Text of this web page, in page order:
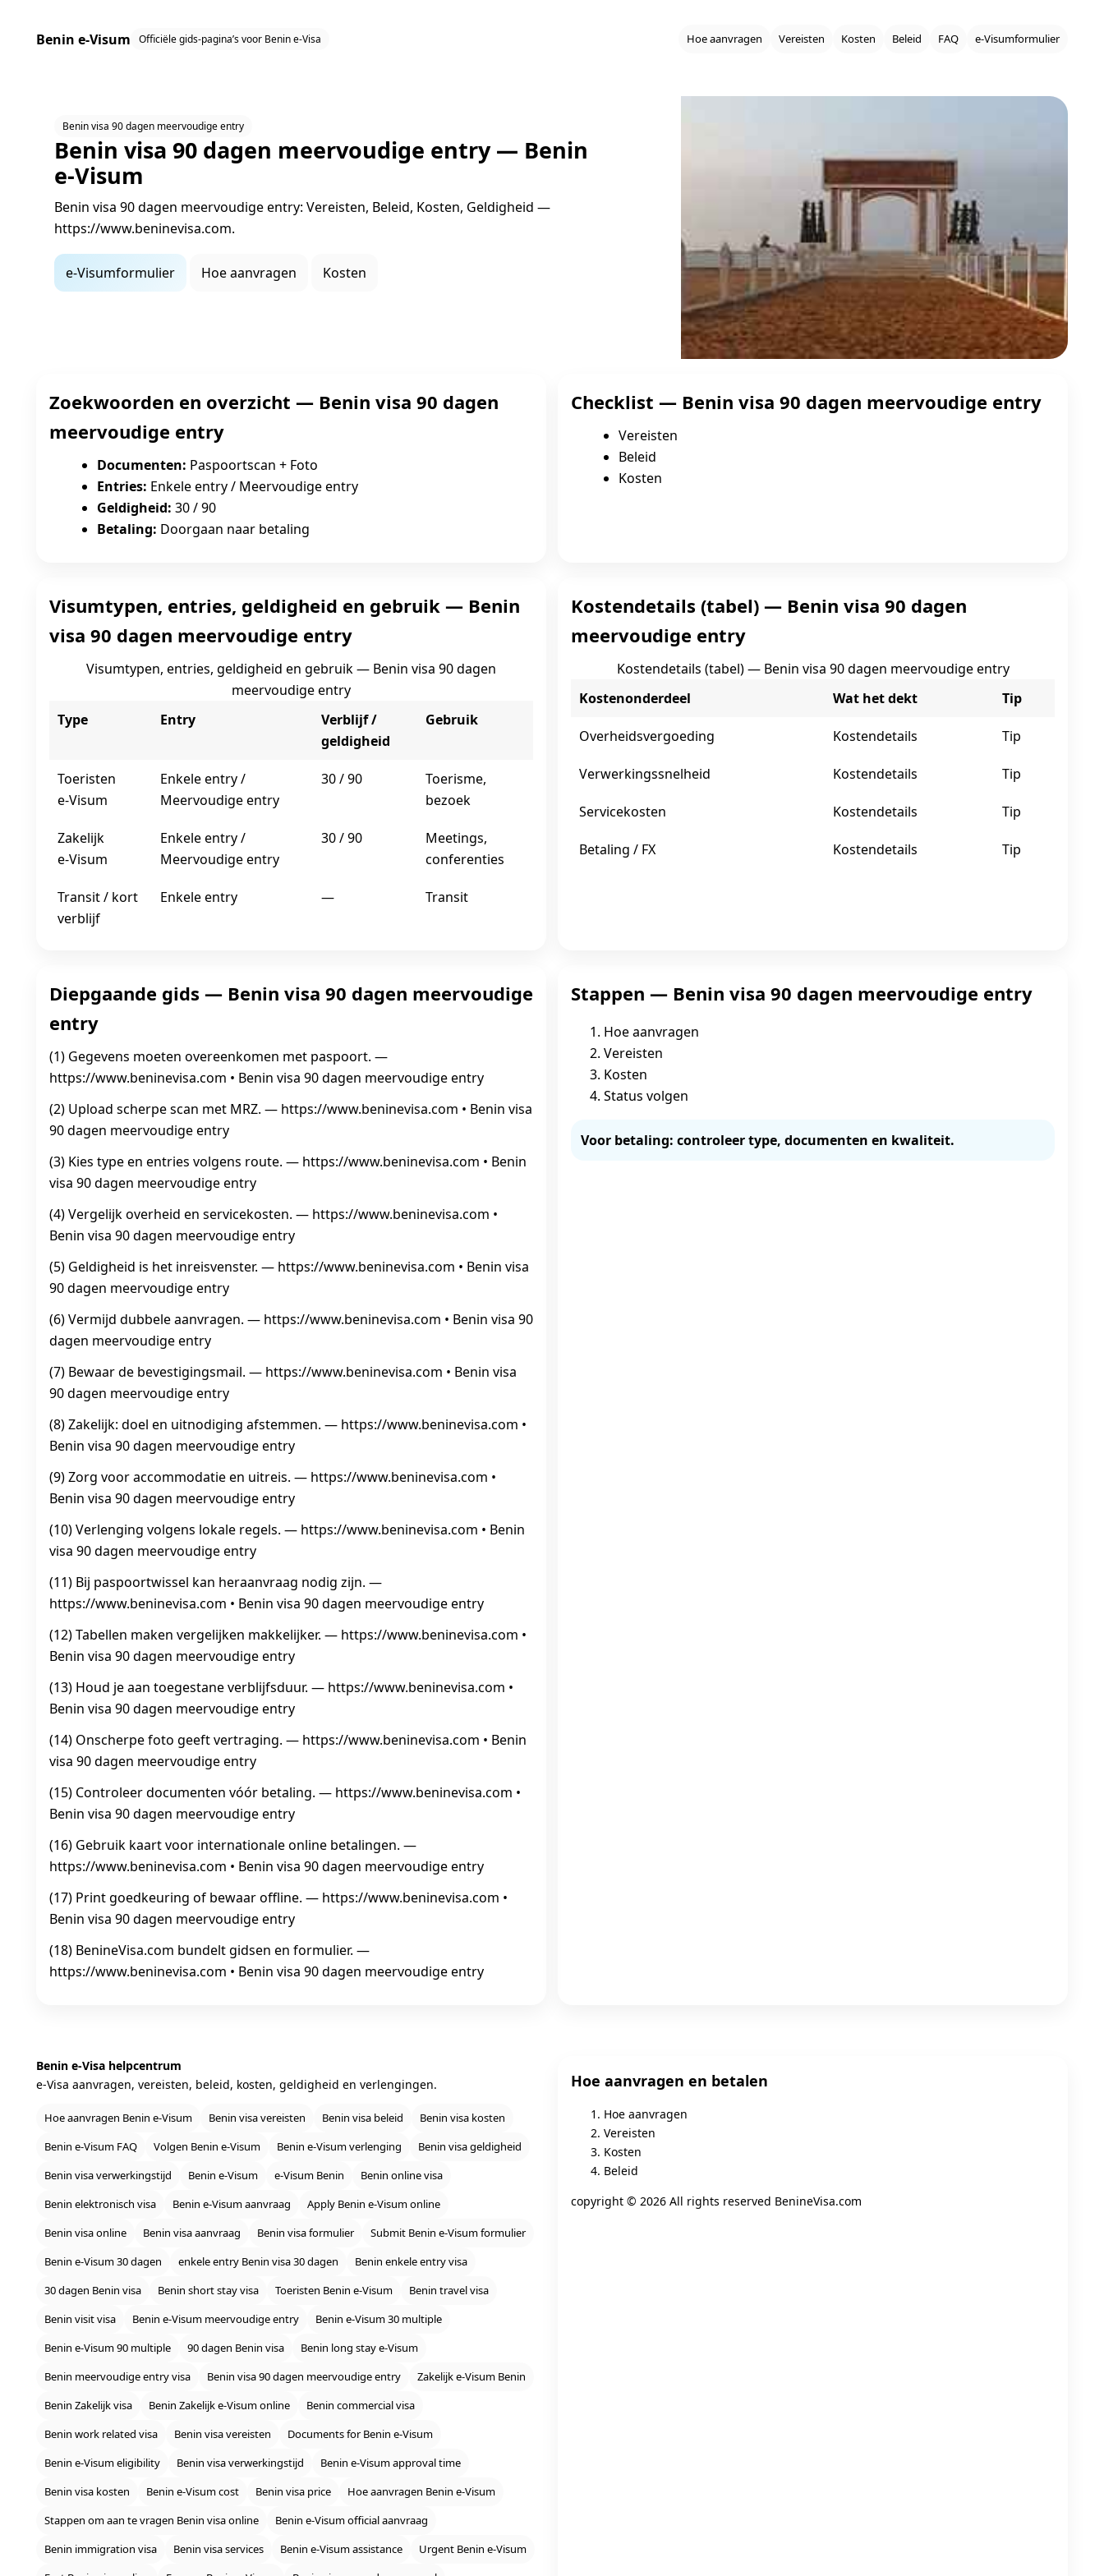
Benin e‑Visum Officiële gids‑pagina’s voor Benin e‑Visa Hoe aanvragen Vereisten Kosten Beleid FAQ e‑Visumformulier
Benin visa 90 dagen meervoudige entry
Benin visa 90 dagen meervoudige entry — Benin
e‑Visum
Benin visa 90 dagen meervoudige entry: Vereisten, Beleid, Kosten, Geldigheid —
https://www.beninevisa.com.
e‑Visumformulier Hoe aanvragen Kosten
Zoekwoorden en overzicht — Benin visa 90 dagen
meervoudige entry
Documenten: Paspoortscan + Foto
Entries: Enkele entry / Meervoudige entry
Geldigheid: 30 / 90
Betaling: Doorgaan naar betaling
Checklist — Benin visa 90 dagen meervoudige entry
Vereisten
Beleid
Kosten
Visumtypen, entries, geldigheid en gebruik — Benin
visa 90 dagen meervoudige entry
Visumtypen, entries, geldigheid en gebruik — Benin visa 90 dagen
meervoudige entry
Type
Entry
Verblijf /
geldigheid
Gebruik
Toeristen
e‑Visum
Enkele entry /
Meervoudige entry
30 / 90
Toerisme,
bezoek
Zakelijk
e‑Visum
Enkele entry /
Meervoudige entry
30 / 90
Meetings,
conferenties
Transit / kort
verblijf
Enkele entry — Transit
Kostendetails (tabel) — Benin visa 90 dagen
meervoudige entry
Kostendetails (tabel) — Benin visa 90 dagen meervoudige entry
Kostenonderdeel
Wat het dekt Tip
Overheidsvergoeding Kostendetails Tip
Verwerkingssnelheid Kostendetails Tip
Servicekosten Kostendetails Tip
Betaling / FX Kostendetails Tip
Diepgaande gids — Benin visa 90 dagen meervoudige
entry
(1) Gegevens moeten overeenkomen met paspoort. —
https://www.beninevisa.com • Benin visa 90 dagen meervoudige entry
(2) Upload scherpe scan met MRZ. — https://www.beninevisa.com • Benin visa
90 dagen meervoudige entry
(3) Kies type en entries volgens route. — https://www.beninevisa.com • Benin
visa 90 dagen meervoudige entry
(4) Vergelijk overheid en servicekosten. — https://www.beninevisa.com •
Benin visa 90 dagen meervoudige entry
(5) Geldigheid is het inreisvenster. — https://www.beninevisa.com • Benin visa
90 dagen meervoudige entry
(6) Vermijd dubbele aanvragen. — https://www.beninevisa.com • Benin visa 90
dagen meervoudige entry
(7) Bewaar de bevestigingsmail. — https://www.beninevisa.com • Benin visa
90 dagen meervoudige entry
(8) Zakelijk: doel en uitnodiging afstemmen. — https://www.beninevisa.com •
Benin visa 90 dagen meervoudige entry
(9) Zorg voor accommodatie en uitreis. — https://www.beninevisa.com •
Benin visa 90 dagen meervoudige entry
(10) Verlenging volgens lokale regels. — https://www.beninevisa.com • Benin
visa 90 dagen meervoudige entry
(11) Bij paspoortwissel kan heraanvraag nodig zijn. —
https://www.beninevisa.com • Benin visa 90 dagen meervoudige entry
(12) Tabellen maken vergelijken makkelijker. — https://www.beninevisa.com •
Benin visa 90 dagen meervoudige entry
(13) Houd je aan toegestane verblijfsduur. — https://www.beninevisa.com •
Benin visa 90 dagen meervoudige entry
(14) Onscherpe foto geeft vertraging. — https://www.beninevisa.com • Benin
visa 90 dagen meervoudige entry
(15) Controleer documenten vóór betaling. — https://www.beninevisa.com •
Benin visa 90 dagen meervoudige entry
(16) Gebruik kaart voor internationale online betalingen. —
https://www.beninevisa.com • Benin visa 90 dagen meervoudige entry
(17) Print goedkeuring of bewaar offline. — https://www.beninevisa.com •
Benin visa 90 dagen meervoudige entry
(18) BenineVisa.com bundelt gidsen en formulier. —
https://www.beninevisa.com • Benin visa 90 dagen meervoudige entry
Stappen — Benin visa 90 dagen meervoudige entry
Hoe aanvragen
Vereisten
Kosten
Status volgen
Voor betaling: controleer type, documenten en kwaliteit.
Benin e‑Visa helpcentrum
e‑Visa aanvragen, vereisten, beleid, kosten, geldigheid en verlengingen.
Hoe aanvragen Benin e‑Visum Benin visa vereisten Benin visa beleid
Benin visa kosten
Benin e‑Visum FAQ
Volgen Benin e‑Visum Benin e‑Visum verlenging
Benin visa geldigheid
Benin visa verwerkingstijd
Benin e‑Visum e‑Visum Benin
Benin online visa
Benin elektronisch visa
Benin e‑Visum aanvraag
Apply Benin e‑Visum online
Benin visa online
Benin visa aanvraag Benin visa formulier
Submit Benin e‑Visum formulier
Benin e‑Visum 30 dagen
enkele entry Benin visa 30 dagen
Benin enkele entry visa
30 dagen Benin visa
Benin short stay visa Toeristen Benin e‑Visum
Benin travel visa
Benin visit visa
Benin e‑Visum meervoudige entry
Benin e‑Visum 30 multiple
Benin e‑Visum 90 multiple
90 dagen Benin visa
Benin long stay e‑Visum
Benin meervoudige entry visa
Benin visa 90 dagen meervoudige entry
Zakelijk e‑Visum Benin
Benin Zakelijk visa
Benin Zakelijk e‑Visum online
Benin commercial visa
Benin work related visa
Benin visa vereisten
Documents for Benin e‑Visum
Benin e‑Visum eligibility
Benin visa verwerkingstijd
Benin e‑Visum approval time
Benin visa kosten
Benin e‑Visum cost Benin visa price
Hoe aanvragen Benin e‑Visum
Stappen om aan te vragen Benin visa online
Benin e‑Visum official aanvraag
Benin immigration visa
Benin visa services Benin e‑Visum assistance
Urgent Benin e‑Visum
Hoe aanvragen en betalen
Hoe aanvragen
Vereisten
Kosten
Beleid
copyright © 2026 All rights reserved BenineVisa.com